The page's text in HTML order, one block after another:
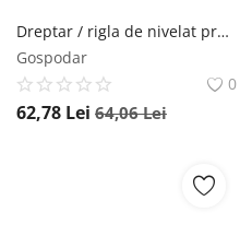
Dreptar / rigla de nivelat profil H de aluminiu AL 2605, 100cm - Sola-03190101
Gospodar
0
62,78 Lei 64,06Lei